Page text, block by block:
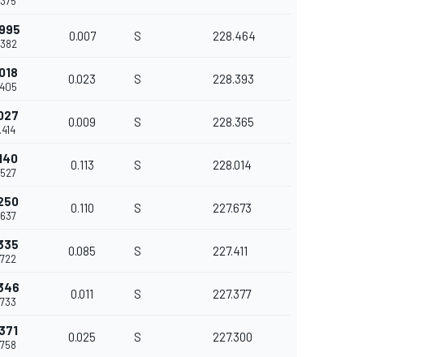
0.007 S 228.464
0.023 S 228.393
0.009 S 228.365
0.113 S 228.014
0.110 S 227.673
0.085 S 227.411
0.011 S 227.377
0.025 S 227.300